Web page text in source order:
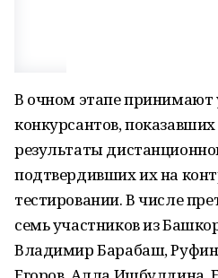
В очном этапе принимают
конкурсантов,
результаты
подтвердивших их на
тестировании. В числе
семь участников из
Владимир Барабаш,